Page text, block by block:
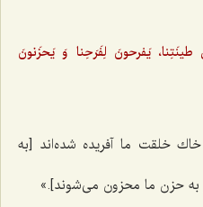
يَفرحونَ لِفَرَحِنا وَ يَحزَنونَ
خلقت ما آفريده شده‌اند [به
حزن ما محزون می‌شوند].»